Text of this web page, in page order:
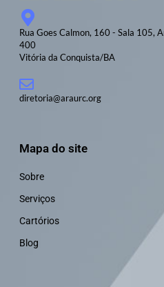
Rua Goes Calmon, 160 - Sala 105,
400
Vitória da Conquista/BA
diretoria@araurc.org
Mapa do site
Sobre
Serviços
Cartórios
Blog